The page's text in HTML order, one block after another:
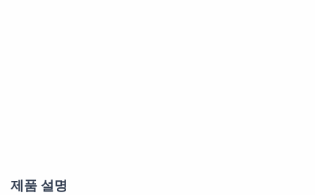
제품 설명